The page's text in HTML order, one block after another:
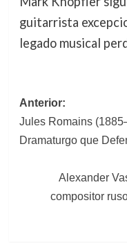
guitarrista
legado musical
Navegación
de
Anterior:
Jules Romains
Dramaturgo que
Alexander
compositor